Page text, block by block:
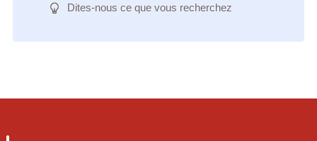
Dites-nous ce que vous recherchez